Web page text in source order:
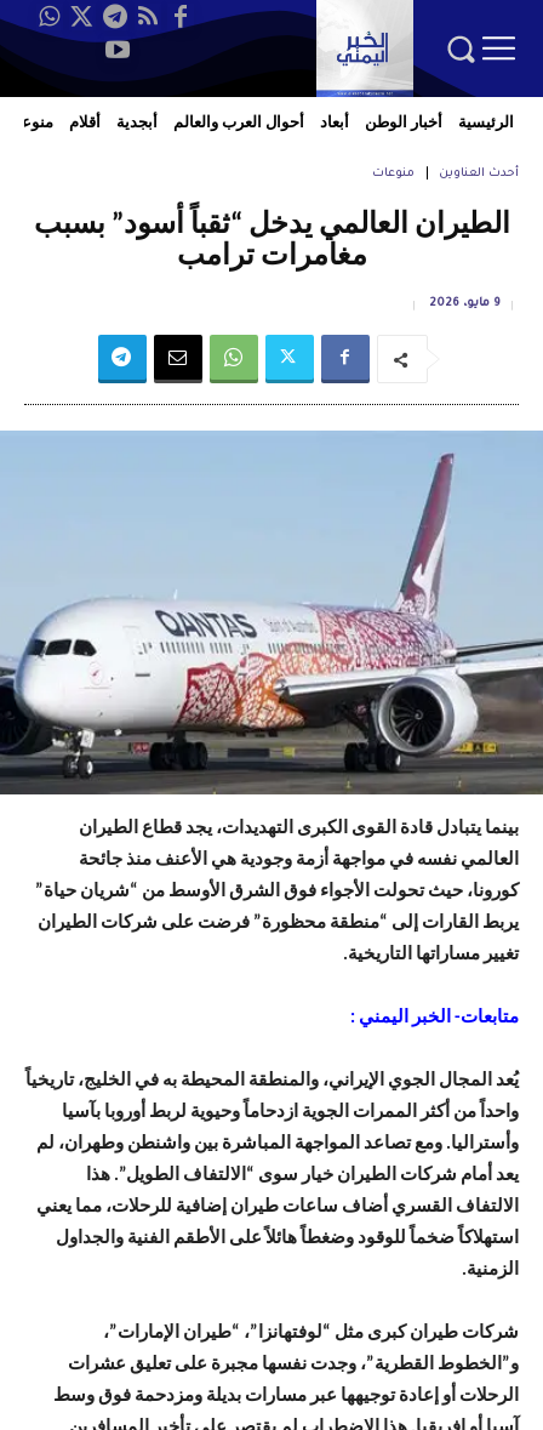
الرئيسية أخبار الوطن أبعاد أحوال العرب والعالم أبجدية أقلام منوعات
أحدث العناوين منوعات
الطيران العالمي يدخل “ثقباً أسود” بسبب
مغامرات ترامب
9 مايو، 2026
بينما يتبادل قادة القوى الكبرى التهديدات، يجد قطاع الطيران
العالمي نفسه في مواجهة أزمة وجودية هي الأعنف منذ جائحة
كورونا، حيث تحولت الأجواء فوق الشرق الأوسط من “شريان حياة”
يربط القارات إلى “منطقة محظورة” فرضت على شركات الطيران
تغيير مساراتها التاريخية.
متابعات- الخبر اليمني :
يُعد المجال الجوي الإيراني، والمنطقة المحيطة به في الخليج، تاريخياً
واحداً من أكثر الممرات الجوية ازدحاماً وحيوية لربط أوروبا بآسيا
وأستراليا. ومع تصاعد المواجهة المباشرة بين واشنطن وطهران، لم
يعد أمام شركات الطيران خيار سوى “الالتفاف الطويل”. هذا
الالتفاف القسري أضاف ساعات طيران إضافية للرحلات، مما يعني
استهلاكاً ضخماً للوقود وضغطاً هائلاً على الأطقم الفنية والجداول
الزمنية.
شركات طيران كبرى مثل “لوفتهانزا”، “طيران الإمارات”،
و”الخطوط القطرية”، وجدت نفسها مجبرة على تعليق عشرات
الرحلات أو إعادة توجيهها عبر مسارات بديلة ومزدحمة فوق وسط